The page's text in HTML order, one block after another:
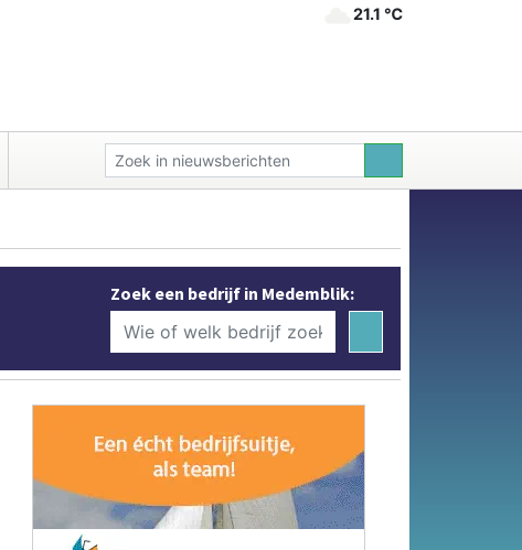
21.1 ℃
Zoek een bedrijf in Medemblik: